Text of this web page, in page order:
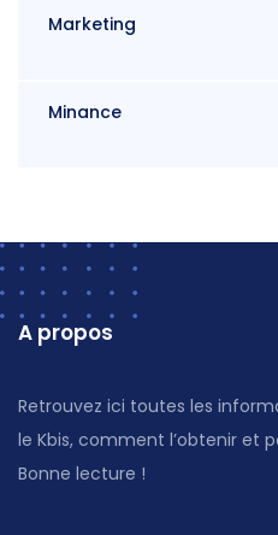
Marketing
Minance
A propos
Retrouvez ici toutes les
le Kbis, comment l’obtenir et
Bonne lecture !